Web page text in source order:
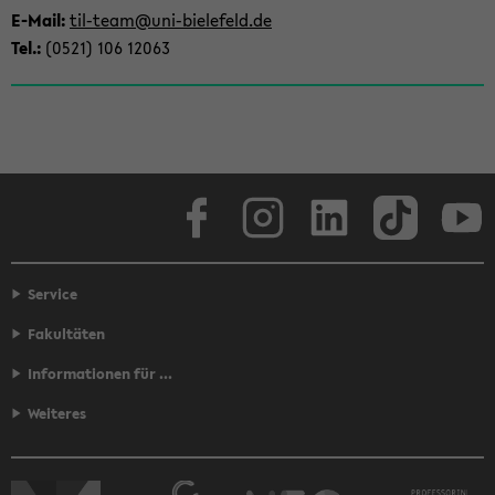
wech­
seln
E-​Mail:til-​team@uni-​bielefeld.de
Tel.: (0521) 106 12063
Face­book
Service
Fakultäten
Informationen für ...
Weiteres